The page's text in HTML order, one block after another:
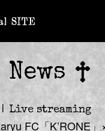
News
Live streaming
FC「K’RONE